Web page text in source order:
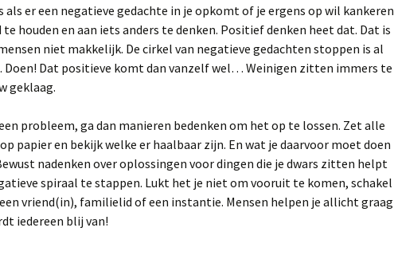
als er een negatieve gedachte in je opkomt of je ergens op wil kankeren
houden en aan iets anders te denken. Positief denken heet dat. Dat is
niet makkelijk. De cirkel van negatieve gedachten stoppen is al
Doen! Dat positieve komt dan vanzelf wel… Weinigen zitten immers te
geklaag.
probleem, ga dan manieren bedenken om het op te lossen. Zet alle
papier en bekijk welke er haalbaar zijn. En wat je daarvoor moet doen
nadenken over oplossingen voor dingen die je dwars zitten helpt
spiraal te stappen. Lukt het je niet om vooruit te komen, schakel
vriend(in), familielid of een instantie. Mensen helpen je allicht graag
iedereen blij van!